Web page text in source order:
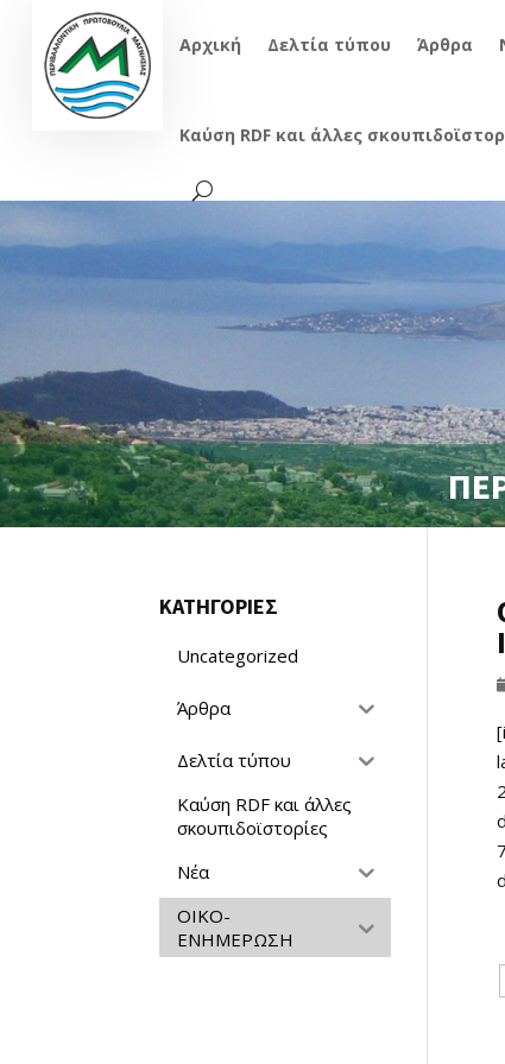
Αρχική Δελτία τύπου Άρθρα
Καύση RDF και άλλες
ΚΑΤΗΓΟΡΙΕΣ
Uncategorized
Άρθρα
Δελτία τύπου
Καύση RDF και άλλες
σκουπιδοϊστορίες
Νέα
ΟΙΚΟ-
ΕΝΗΜΕΡΩΣΗ